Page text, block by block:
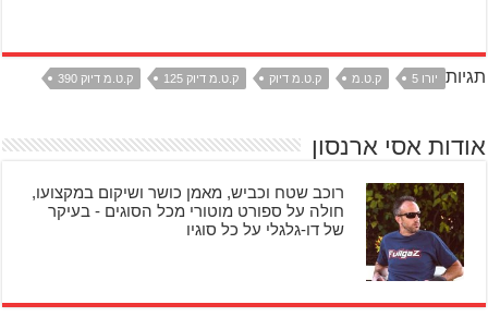
תגיות יורו 5 ק.ט.מ ק.ט.מ דיוק ק.ט.מ דיוק 125 ק.ט.מ דיוק 390
אודות אסי ארנסון
רוכב שטח וכביש, מאמן כושר ושיקום במקצועו,
חולה על ספורט מוטורי מכל הסוגים - בעיקר
של דו-גלגלי על כל סוגיו